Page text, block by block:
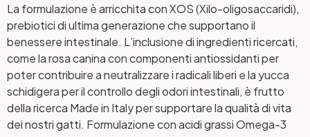
La formulazione è arricchita con XOS (Xilo-oligosaccaridi),
prebiotici di ultima generazione che supportano il
benessere intestinale. L’inclusione di ingredienti ricercati,
come la rosa canina con componenti antiossidanti per
poter contribuire a neutralizzare i radicali liberi e la yucca
schidigera per il controllo degli odori intestinali, è frutto
della ricerca Made in Italy per supportare la qualità di vita
dei nostri gatti. Formulazione con acidi grassi Omega-3